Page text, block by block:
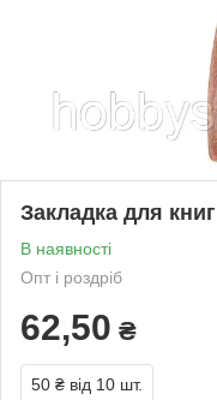
Закладка для
В наявності
Опт і роздріб
62,50 ₴
50 ₴ від 10 шт.